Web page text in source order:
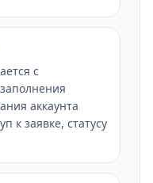
с
аккаунта
к заявке, статусу